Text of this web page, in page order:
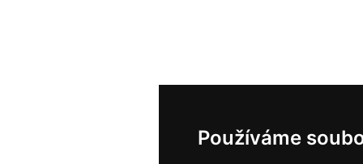
Používáme